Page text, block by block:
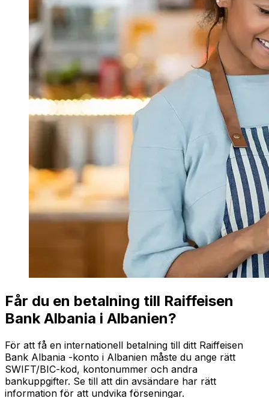
Får du en betalning till Raiffeisen
Bank Albania i Albanien?
För att få en internationell betalning till ditt Raiffeisen
Bank Albania -konto i Albanien måste du ange rätt
SWIFT/BIC-kod, kontonummer och andra
bankuppgifter. Se till att din avsändare har rätt
information för att undvika förseningar.